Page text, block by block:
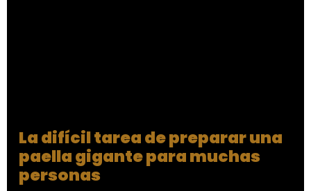
La difícil tarea de preparar una
paella gigante para muchas
personas